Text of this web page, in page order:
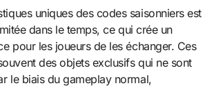
uniques des codes saisonniers est
dans le temps, ce qui crée un
pour les joueurs de les échanger. Ces
des objets exclusifs qui ne sont
le biais du gameplay normal,